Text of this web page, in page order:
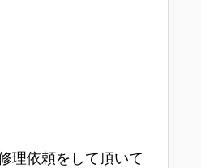
理依頼をして頂いて